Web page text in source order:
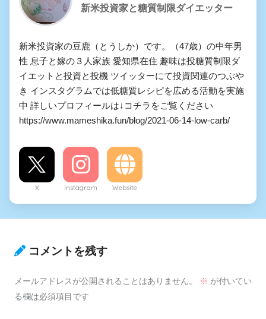
新米投資家と糖質制限ダイエッター
新米投資家の豆鹿（とうしか）です。（47歳）の中年男
性 息子と嫁の３人家族 愛知県在住 趣味は投糖質制限ダ
イエットと投資と投機 ツイッターにて投資関連のつぶや
き インスタグラムでは低糖質レシピを広める活動を実施
中 詳しいプロフィールは↓コチラをご覧ください
https://www.mameshika.fun/blog/2021-06-14-low-carb/
X Instagram Website
コメントを残す
メールアドレスが公開されることはありません。 ※ が付いてい
る欄は必須項目です